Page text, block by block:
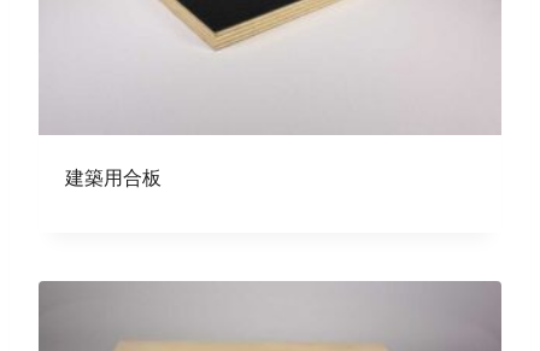
建築用合板